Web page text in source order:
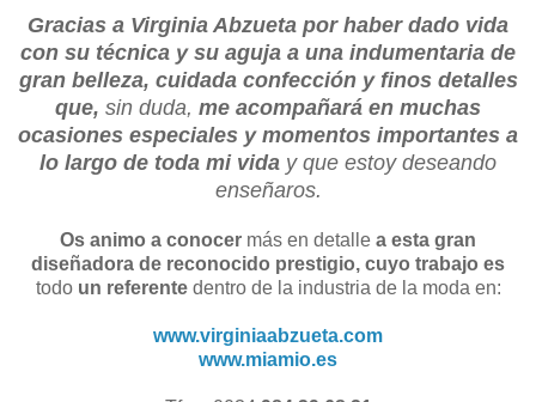
Gracias a Virginia Abzueta por haber dado vida
con su técnica y su aguja a una indumentaria de
gran belleza, cuidada confección y finos detalles
que, sin duda, me acompañará en muchas
ocasiones especiales y momentos importantes a
lo largo de toda mi vida y que estoy deseando
enseñaros.
Os animo a conocer más en detalle a esta gran
diseñadora de reconocido prestigio, cuyo trabajo es
todoun referente dentro de la industria de la moda en:
www.virginiaabzueta.com
www.miamio.es